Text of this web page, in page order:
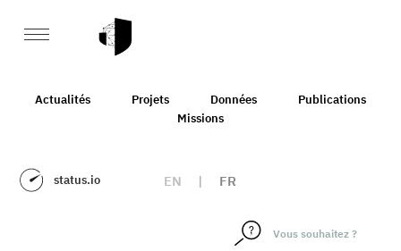
Actualités Projets Données
Publications
Missions
status.io EN | FR